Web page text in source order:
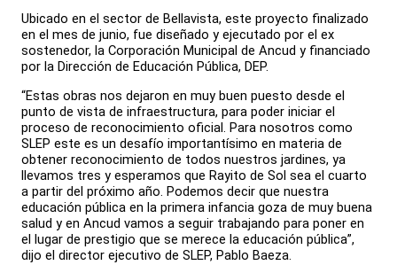
Ubicado en el sector de Bellavista, este proyecto finalizado
en el mes de junio, fue diseñado y ejecutado por el ex
sostenedor, la Corporación Municipal de Ancud y financiado
por la Dirección de Educación Pública, DEP.
“Estas obras nos dejaron en muy buen puesto desde el
punto de vista de infraestructura, para poder iniciar el
proceso de reconocimiento oficial. Para nosotros como
SLEP este es un desafío importantísimo en materia de
obtener reconocimiento de todos nuestros jardines, ya
llevamos tres y esperamos que Rayito de Sol sea el cuarto
a partir del próximo año. Podemos decir que nuestra
educación pública en la primera infancia goza de muy buena
salud y en Ancud vamos a seguir trabajando para poner en
el lugar de prestigio que se merece la educación pública”,
dijo el director ejecutivo de SLEP, Pablo Baeza.